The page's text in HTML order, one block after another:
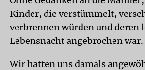
Kinder, die verstümmelt,
verbrennen würden und deren
Lebensnacht angebrochen war.
Wir hatten uns damals